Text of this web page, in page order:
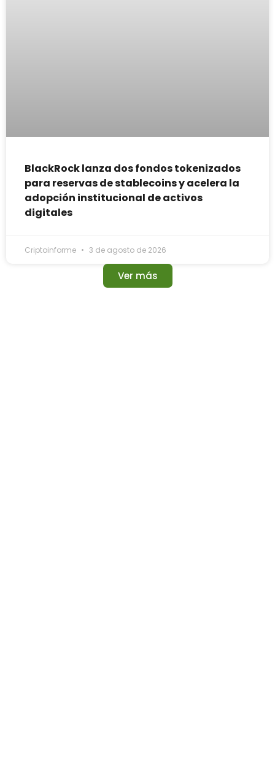
BlackRock lanza dos fondos tokenizados
para reservas de stablecoins y acelera la
adopción institucional de activos
digitales
Criptoinforme 3 de agosto de 2026
Ver más